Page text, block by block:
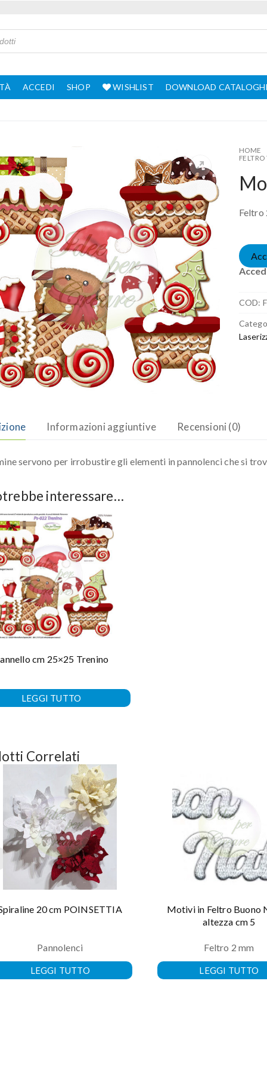
ACCEDI SHOP WISHLIST DOWNLOAD
HOME
Feltro
COD:
Informazioni aggiuntive Recensioni (0)
servono per irrobustire gli elementi in pannolenci che si
interessare…
cm 25×25 Trenino
LEGGI TUTTO
Correlati
20 cm POINSETTIA
Pannolenci
LEGGI TUTTO
Motivi in Feltro Buono
altezza cm 5
Feltro 2 mm
LEGGI TUTTO